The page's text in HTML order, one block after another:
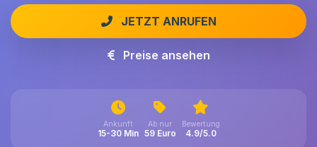
JETZT ANRUFEN
Preise ansehen
Ankunft
15-30 Min
Ab nur
59 Euro
Bewertung
4.9/5.0